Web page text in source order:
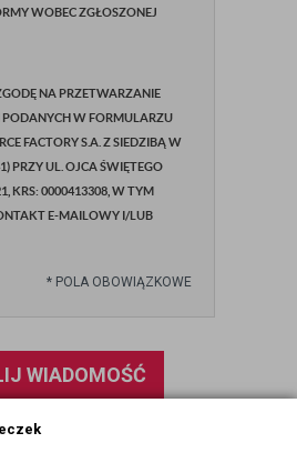
WOBEC ZGŁOSZONEJ
NA PRZETWARZANIE
W FORMULARZU
FACTORY S.A. Z SIEDZIBĄ W
PRZY UL. OJCA ŚWIĘTEGO
KRS: 0000413308, W TYM
E-MAILOWY I/LUB
* POLA OBOWIĄZKOWE
WIADOMOŚĆ